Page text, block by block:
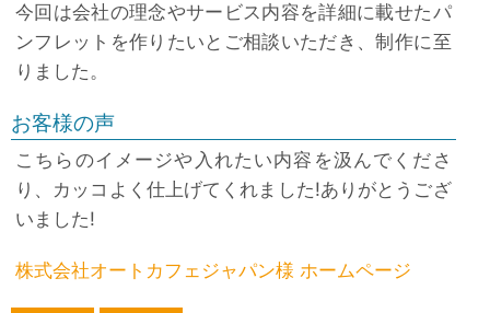
今回は会社の理念やサービス内容を詳細に載せたパ
ンフレットを作りたいとご相談いただき、制作に至
りました。
お客様の声
こちらのイメージや入れたい内容を汲んでくださ
り、カッコよく仕上げてくれました!ありがとうござ
いました!
株式会社オートカフェジャパン様 ホームページ